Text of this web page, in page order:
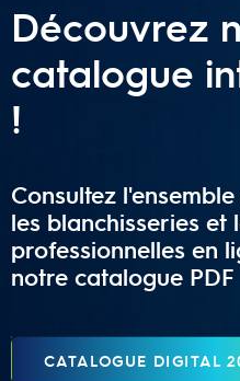
Découvrez
catalogue
!
Consultez
les blanchisseries et
professionnelles en
notre catalogue PDF
CATALOGUE DIGITAL